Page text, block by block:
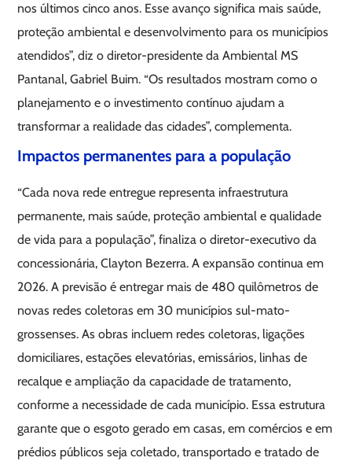
nos últimos cinco anos. Esse avanço significa mais saúde,
proteção ambiental e desenvolvimento para os municípios
atendidos”, diz o diretor-presidente da Ambiental MS
Pantanal, Gabriel Buim. “Os resultados mostram como o
planejamento e o investimento contínuo ajudam a
transformar a realidade das cidades”, complementa.
Impactos permanentes para a população
“Cada nova rede entregue representa infraestrutura
permanente, mais saúde, proteção ambiental e qualidade
de vida para a população”, finaliza o diretor-executivo da
concessionária, Clayton Bezerra. A expansão continua em
2026. A previsão é entregar mais de 480 quilômetros de
novas redes coletoras em 30 municípios sul-mato-
grossenses. As obras incluem redes coletoras, ligações
domiciliares, estações elevatórias, emissários, linhas de
recalque e ampliação da capacidade de tratamento,
conforme a necessidade de cada município. Essa estrutura
garante que o esgoto gerado em casas, em comércios e em
prédios públicos seja coletado, transportado e tratado de